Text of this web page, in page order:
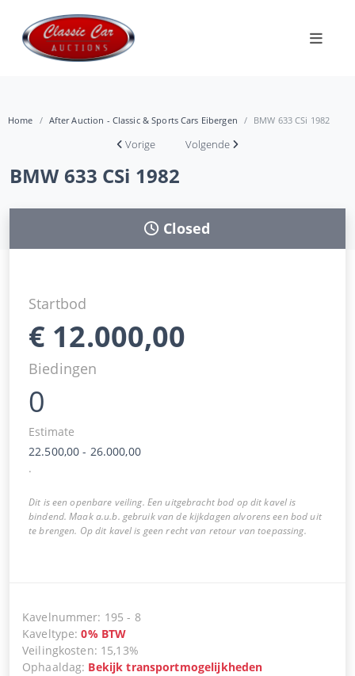
Home After Auction - Classic & Sports Cars Eibergen BMW 633 CSi 1982
Vorige Volgende
BMW 633 CSi 1982
Closed
Startbod
€ 12.000,00
Biedingen
0
Estimate
22.500,00 - 26.000,00
.
Dit is een openbare veiling. Een uitgebracht bod op dit kavel is
bindend. Maak a.u.b. gebruik van de kijkdagen alvorens een bod uit
te brengen. Op dit kavel is geen recht van retour van toepassing.
Kavelnummer: 195 - 8
Kaveltype:0% BTW
Veilingkosten: 15,13%
Ophaaldag: Bekijk transportmogelijkheden